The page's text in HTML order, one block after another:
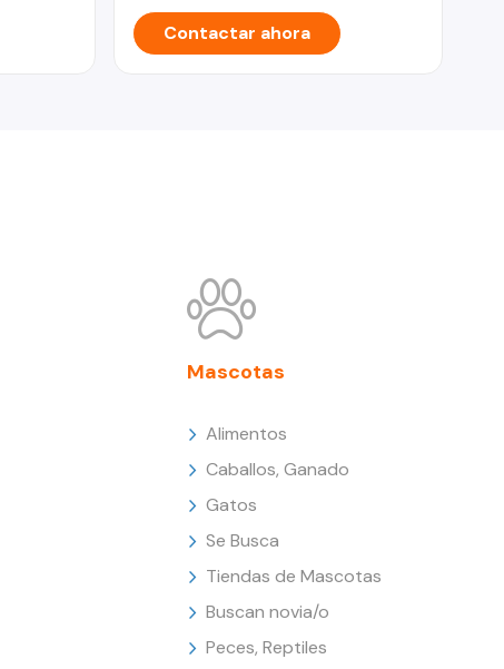
Contactar ahora
Mascotas
Alimentos
Caballos, Ganado
Gatos
Se Busca
Tiendas de Mascotas
Buscan novia/o
Peces, Reptiles